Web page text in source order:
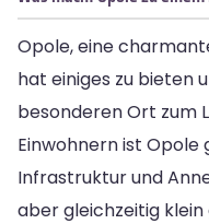
Opole, eine
hat einiges zu bieten
besonderen Ort zum
Einwohnern ist Opole
Infrastruktur und
aber gleichzeitig